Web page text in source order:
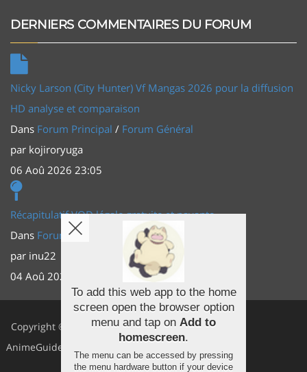
DERNIERS COMMENTAIRES DU FORUM
Nicky Larson (City Hunter) Vf Mangas 2026 pour la diffusion
HD analyse et comparaison
Dans Forum Principal / Forum Général
par kojiroryuga
06 Aoû 2026 23:05
Récapitulatif VOD légale gratuite et payante
Dans Forum Principal
Actus (TV, vidéo, web)
par inu22
04 Aoû 2026 20:30
Copyright ©
AnimeGuides
Facebook
Youtube
Twitter
To add this web app to the home
screen open the browser option
menu and tap on Add to
homescreen.
The menu can be accessed by pressing
the menu hardware button if your device